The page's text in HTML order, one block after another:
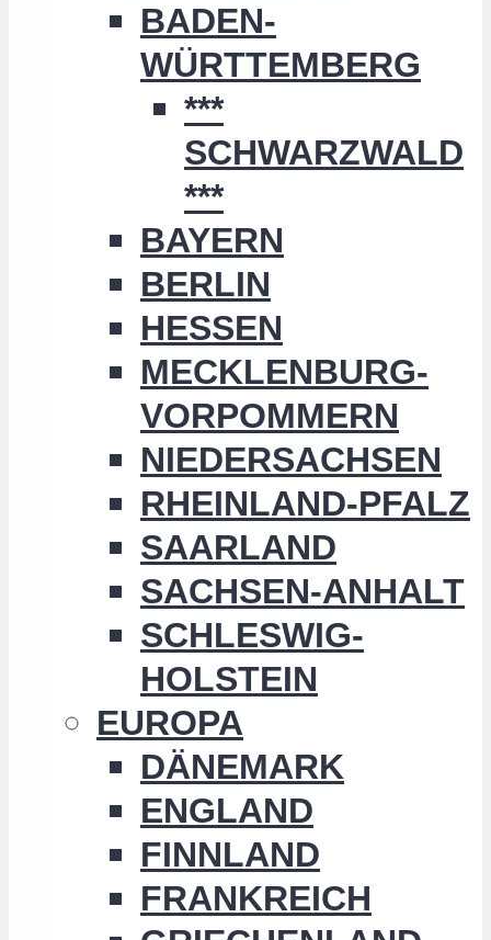
BADEN-
WÜRTTEMBERG
***
SCHWARZWALD
***
BAYERN
BERLIN
HESSEN
MECKLENBURG-
VORPOMMERN
NIEDERSACHSEN
RHEINLAND-PFALZ
SAARLAND
SACHSEN-ANHALT
SCHLESWIG-
HOLSTEIN
EUROPA
DÄNEMARK
ENGLAND
FINNLAND
FRANKREICH